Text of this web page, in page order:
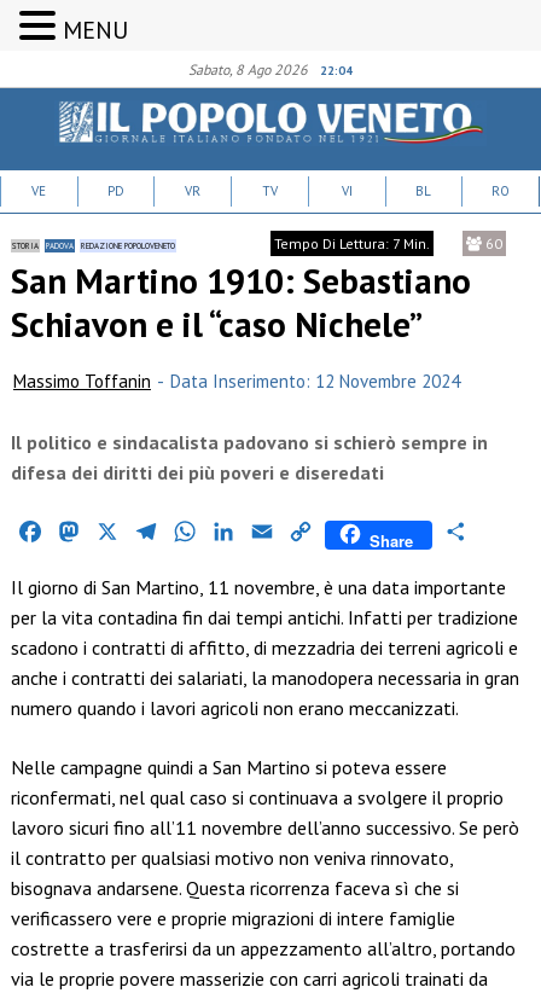
Sabato, 8 Ago 2026 22:04
VE PD VR TV VI BL RO
STORIA PADOVA REDAZIONE POPOLOVENETO Tempo Di Lettura: 7 Min. 60
San Martino 1910: Sebastiano
Schiavon e il “caso Nichele”
Massimo Toffanin - Data Inserimento: 12 Novembre 2024
Il politico e sindacalista padovano si schierò sempre in
difesa dei diritti dei più poveri e diseredati
FacebookMastodon TelegramWhatsAppLinkedIn
Email Copy
Share
Il giorno di San Martino, 11 novembre, è una data importante
per la vita contadina fin dai tempi antichi. Infatti per tradizione
scadono i contratti di affitto, di mezzadria dei terreni agricoli e
anche i contratti dei salariati, la manodopera necessaria in gran
numero quando i lavori agricoli non erano meccanizzati.
Nelle campagne quindi a San Martino si poteva essere
riconfermati, nel qual caso si continuava a svolgere il proprio
lavoro sicuri fino all’11 novembre dell’anno successivo. Se però
il contratto per qualsiasi motivo non veniva rinnovato,
bisognava andarsene. Questa ricorrenza faceva sì che si
verificassero vere e proprie migrazioni di intere famiglie
costrette a trasferirsi da un appezzamento all’altro, portando
via le proprie povere masserizie con carri agricoli trainati da
MENU